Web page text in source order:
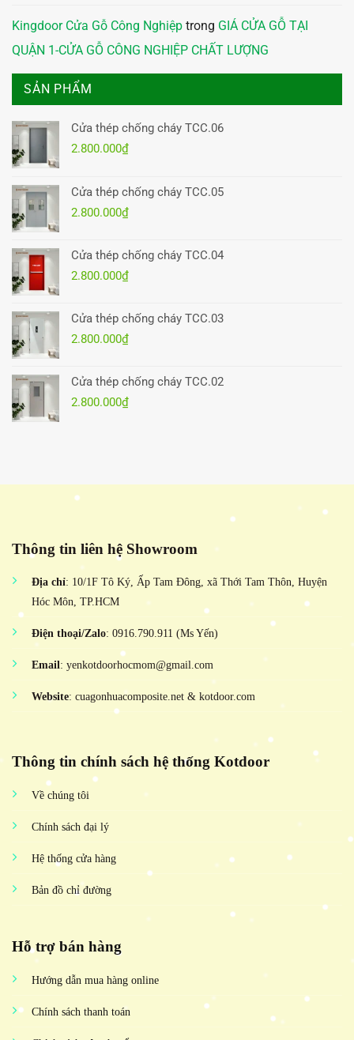
Kingdoor Cửa Gỗ Công Nghiệp trong GIÁ CỬA GỖ TẠI
QUẬN 1-CỬA GỖ CÔNG NGHIỆP CHẤT LƯỢNG
SẢN PHẨM
Cửa thép chống cháy TCC.06
2.800.000₫
Cửa thép chống cháy TCC.05
2.800.000₫
Cửa thép chống cháy TCC.04
2.800.000₫
Cửa thép chống cháy TCC.03
2.800.000₫
Cửa thép chống cháy TCC.02
2.800.000₫
Thông tin liên hệ Showroom
Địa chỉ: 10/1F Tô Ký, Ấp Tam Đông, xã Thới Tam Thôn, Huyện
Hóc Môn, TP.HCM
Điện thoại/Zalo: 0916.790.911 (Ms Yến)
Email: yenkotdoorhocmom@gmail.com
Website: cuagonhuacomposite.net & kotdoor.com
Thông tin chính sách hệ thống Kotdoor
Về chúng tôi
Chính sách đại lý
Hệ thống cửa hàng
Bản đồ chỉ đường
Hỗ trợ bán hàng
Hướng dẫn mua hàng online
Chính sách thanh toán